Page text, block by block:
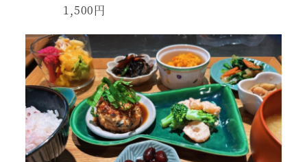
1,500円